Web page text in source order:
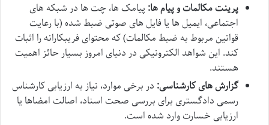
پرینت مکالمات و پیام ها: پیامک ها، چت ها در شبکه های
اجتماعی، ایمیل ها یا فایل های صوتی ضبط شده (با رعایت
قوانین مربوط به ضبط مکالمات) که محتوای فریبکارانه را اثبات
کند. این شواهد الکترونیکی در دنیای امروز بسیار حائز اهمیت
هستند.
گزارش های کارشناسی: در برخی موارد، نیاز به ارزیابی کارشناس
رسمی دادگستری برای بررسی صحت اسناد، اصالت امضاها یا
ارزیابی خسارت وارد شده است.